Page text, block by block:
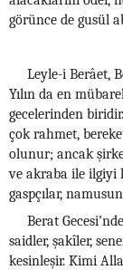
görünce de gusül
Leyle-i Berâet,
Yılın da en
gecelerinden
çok rahmet,
olunur; ancak
ve akraba ile ilgiyi
gaspçılar,
Berat
saidler, şakîler,
kesinleşir. Kimi